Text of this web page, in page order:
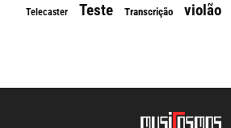
Telecaster Teste Transcrição violão